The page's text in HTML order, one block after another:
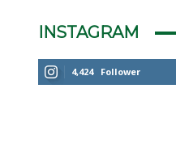
INSTAGRAM
4,424 Follower